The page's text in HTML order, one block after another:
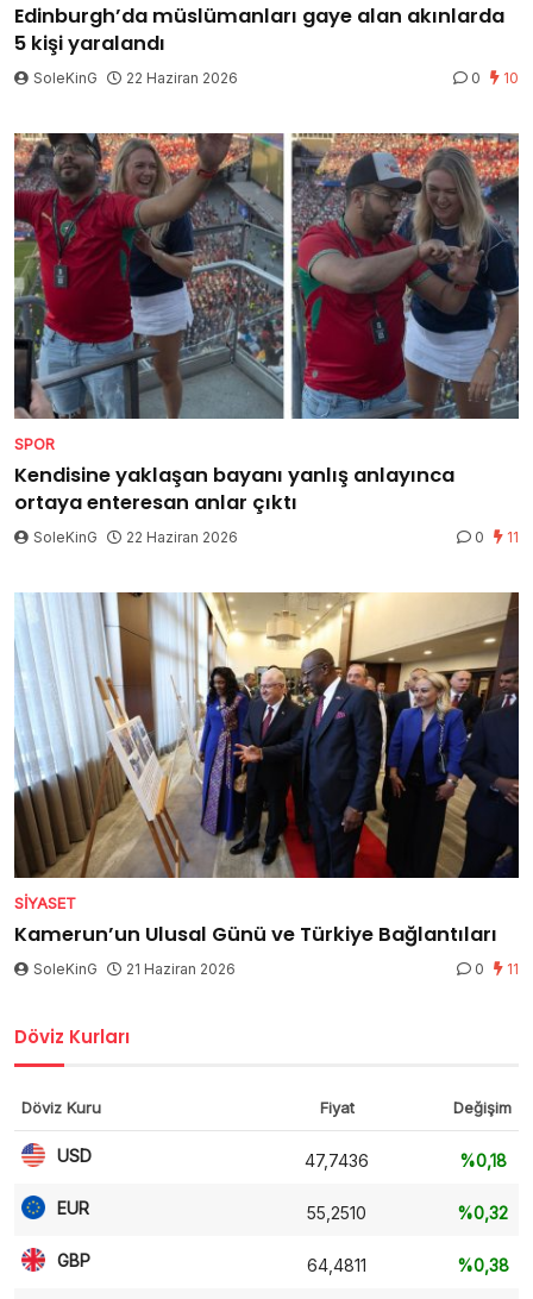
Edinburgh’da müslümanları gaye alan akınlarda
5 kişi yaralandı
SoleKinG 22 Haziran 2026 0 10
SPOR
Kendisine yaklaşan bayanı yanlış anlayınca
ortaya enteresan anlar çıktı
SoleKinG 22 Haziran 2026 0 11
SIYASET
Kamerun’un Ulusal Günü ve Türkiye Bağlantıları
SoleKinG 21 Haziran 2026 0 11
Döviz Kurları
Döviz Kuru Fiyat Değişim
USD 47,7436 %0,18
EUR 55,2510 %0,32
GBP 64,4811 %0,38